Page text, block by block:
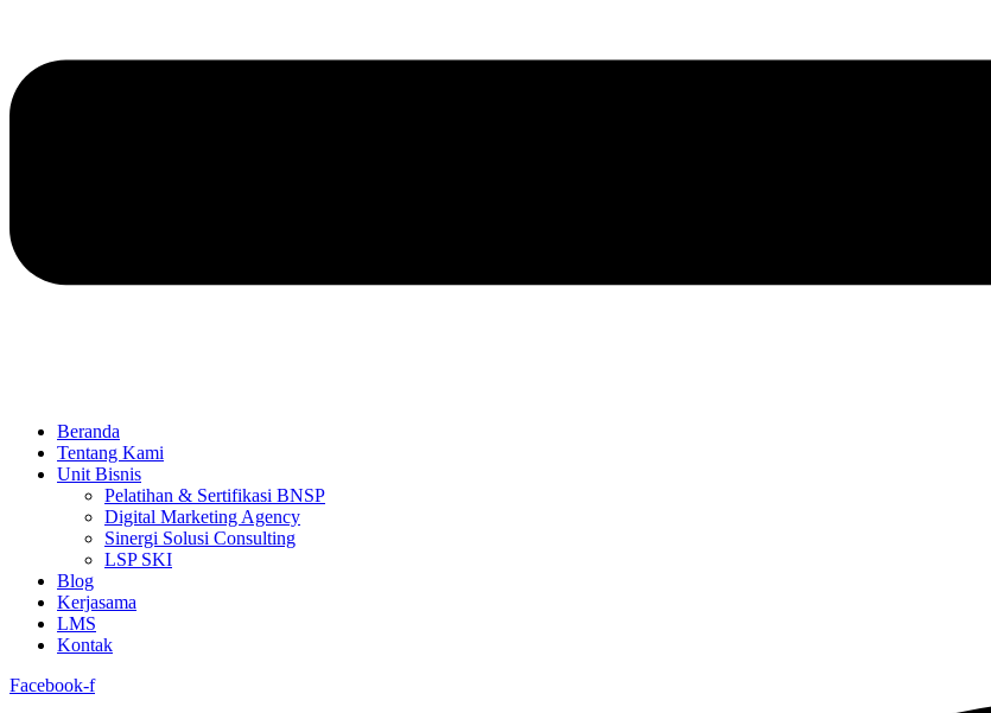
Beranda
Tentang Kami
Unit Bisnis
Pelatihan & Sertifikasi BNSP
Digital Marketing Agency
Sinergi Solusi Consulting
LSP SKI
Blog
Kerjasama
LMS
Kontak
Facebook-f